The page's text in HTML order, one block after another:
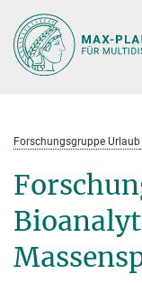
Hauptinhalt
Forschungsgruppe Urlaub